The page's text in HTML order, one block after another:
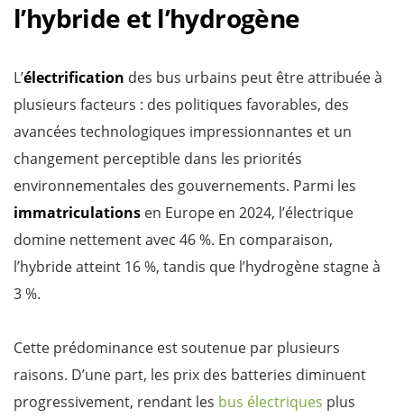
l’hybride et l’hydrogène
L’électrification des bus urbains peut être attribuée à
plusieurs facteurs : des politiques favorables, des
avancées technologiques impressionnantes et un
changement perceptible dans les priorités
environnementales des gouvernements. Parmi les
immatriculations en Europe en 2024, l’électrique
domine nettement avec 46 %. En comparaison,
l’hybride atteint 16 %, tandis que l’hydrogène stagne à
3 %.
Cette prédominance est soutenue par plusieurs
raisons. D’une part, les prix des batteries diminuent
progressivement, rendant les bus électriques plus